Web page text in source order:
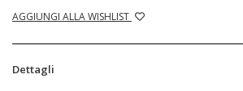
AGGIUNGI ALLA WISHLIST
Dettagli